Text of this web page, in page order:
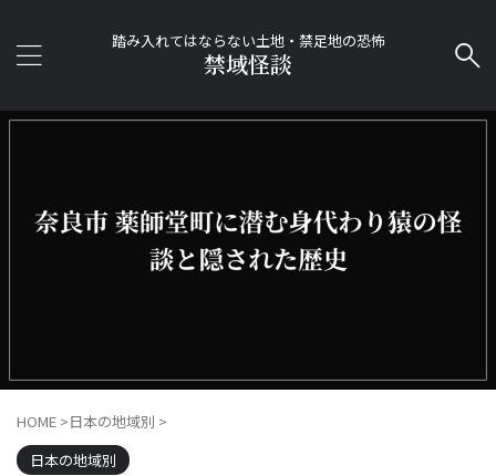
踏み入れてはならない土地・禁足地の恐怖
禁域怪談
HOME >日本の地域別 >
日本の地域別